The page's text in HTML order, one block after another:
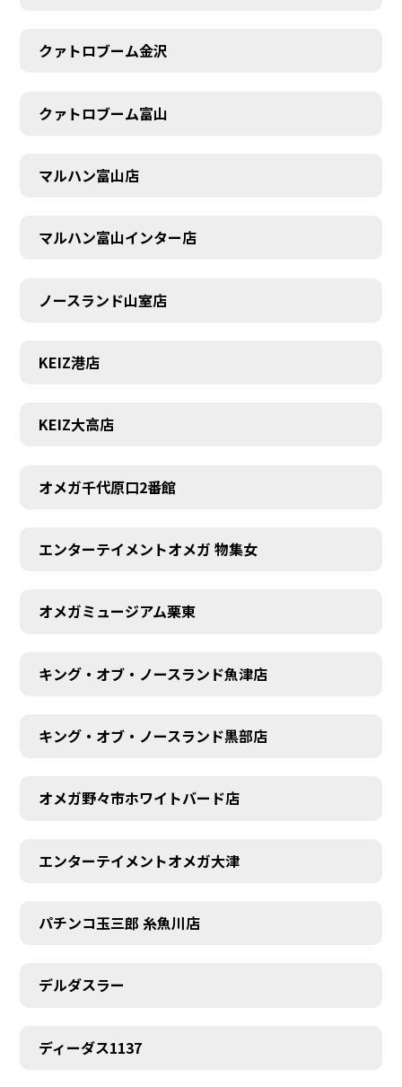
クァトロブーム金沢
クァトロブーム富山
マルハン富山店
マルハン富山インター店
ノースランド山室店
KEIZ港店
KEIZ大高店
オメガ千代原口2番館
エンターテイメントオメガ 物集女
オメガミュージアム栗東
キング・オブ・ノースランド魚津店
キング・オブ・ノースランド黒部店
オメガ野々市ホワイトバード店
エンターテイメントオメガ大津
パチンコ玉三郎 糸魚川店
デルダスラー
ディーダス1137